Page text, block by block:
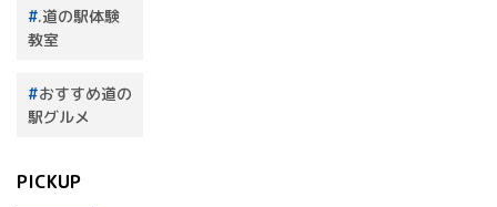
.道の駅体験
教室
おすすめ道の
駅グルメ
PICKUP